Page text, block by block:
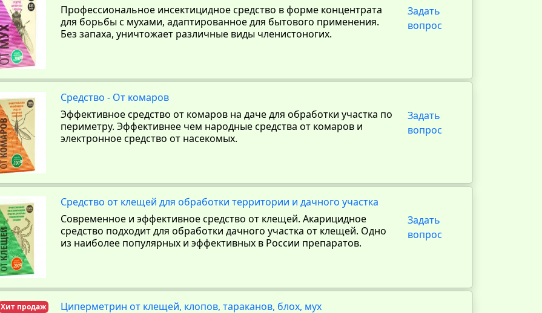
Профессиональное инсектицидное средство в форме концентрата
для борьбы с мухами, адаптированное для бытового применения.
Без запаха, уничтожает различные виды членистоногих.
Задать
вопрос
Средство - От комаров
Эффективное средство от комаров на даче для обработки участка по
периметру. Эффективнее чем народные средства от комаров и
электронное средство от насекомых.
Задать
вопрос
Средство от клещей для обработки территории и дачного участка
Современное и эффективное средство от клещей. Акарицидное
средство подходит для обработки дачного участка от клещей. Одно
из наиболее популярных и эффективных в России препаратов.
Задать
вопрос
Хит продаж
Циперметрин от клещей, клопов, тараканов, блох, мух